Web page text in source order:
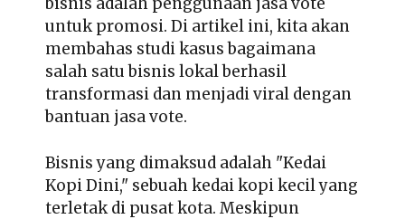
bisnis adalah penggunaan jasa vote
untuk promosi. Di artikel ini, kita akan
membahas studi kasus bagaimana
salah satu bisnis lokal berhasil
transformasi dan menjadi viral dengan
bantuan jasa vote.
Bisnis yang dimaksud adalah "Kedai
Kopi Dini," sebuah kedai kopi kecil yang
terletak di pusat kota. Meskipun